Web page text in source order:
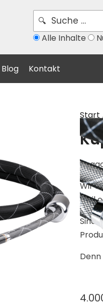
Alle Inhalte
Blog Kontakt
Start
Wir
Mail
Sind
Denn